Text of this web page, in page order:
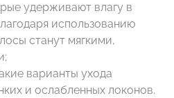
удерживают влагу в
использованию
станут мягкими,
варианты ухода
и ослабленных локонов.